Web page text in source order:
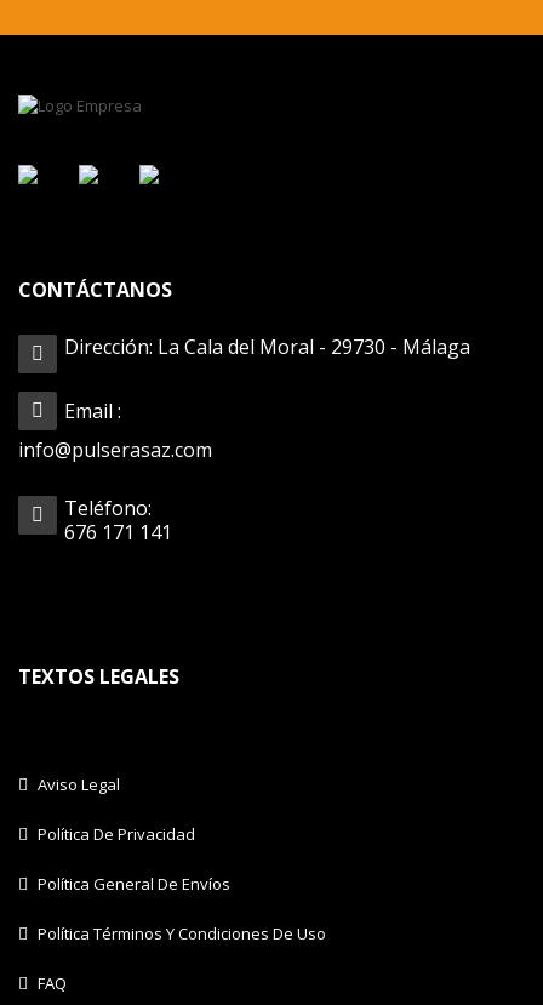
CONTÁCTANOS
Dirección: La Cala del Moral - 29730 - Málaga
Email :
info@pulserasaz.com
Teléfono:
676 171 141
TEXTOS LEGALES
Aviso Legal
Política De Privacidad
Política General De Envíos
Política Términos Y Condiciones De Uso
FAQ